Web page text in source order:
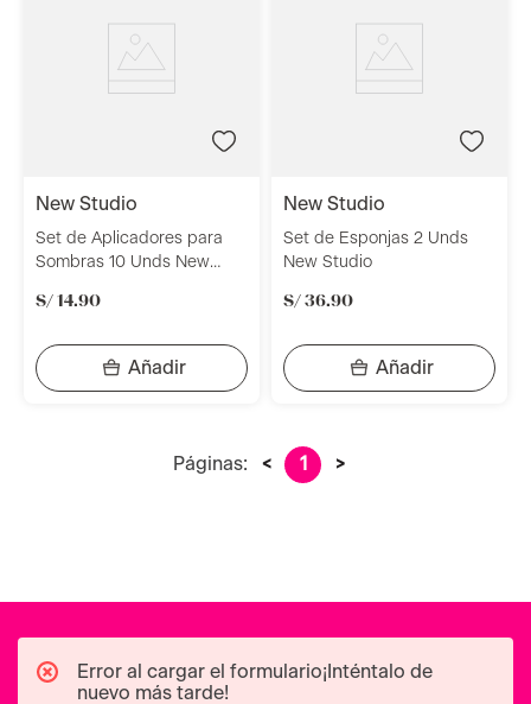
new studio
Set de Aplicadores para
Sombras 10 Unds New
S/ 14.90
new studio
Set de Esponjas 2 Unds
New Studio
S/ 36.90
Páginas: < 1 >
Error al cargar el formulario¡Inténtalo de
nuevo más tarde!